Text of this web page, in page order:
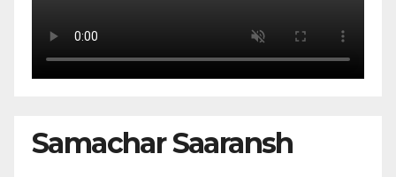
Samachar Saaransh